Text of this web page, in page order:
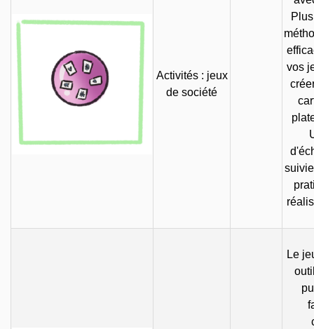
Activités : jeux
de société
vos
Le